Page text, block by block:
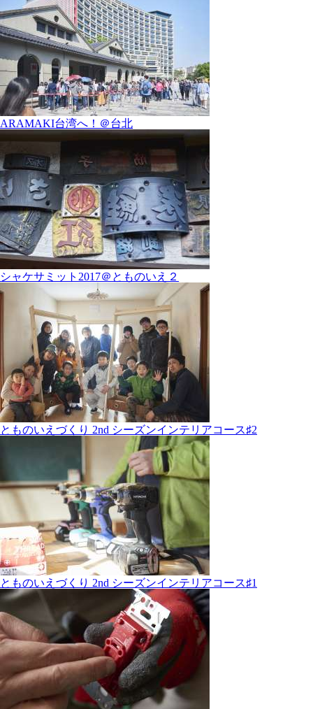
ARAMAKI台湾へ！＠台北
シャケサミット2017＠とものいえ２
とものいえづくり 2nd シーズンインテリアコース♯2
とものいえづくり 2nd シーズンインテリアコース♯1